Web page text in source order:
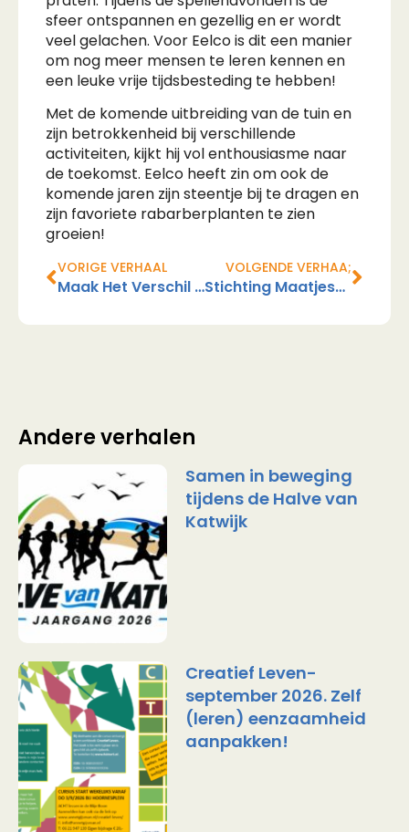
sfeer ontspannen en gezellig en er wordt
veel gelachen. Voor Eelco is dit een manier
om nog meer mensen te leren kennen en
een leuke vrije tijdsbesteding te hebben!
Met de komende uitbreiding van de tuin en
zijn betrokkenheid bij verschillende
activiteiten, kijkt hij vol enthousiasme naar
de toekomst. Eelco heeft zin om ook de
komende jaren zijn steentje bij te dragen en
zijn favoriete rabarberplanten te zien
groeien!
VORIGE VERHAAL
Maak Het Verschil En Doe Mee Met De Halve Van Katwijk
VOLGENDE VERHAA;
Stichting Maatjesopmaat Zoekt Maatjescoaches: Maak Het Verschil In Iemands Leven!
Andere verhalen
Samen in beweging
tijdens de Halve van
Katwijk
Creatief Leven-
september 2026. Zelf
(leren) eenzaamheid
aanpakken!